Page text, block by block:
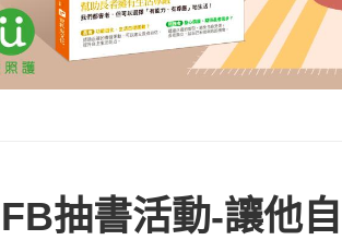
FB抽書活動-讓他